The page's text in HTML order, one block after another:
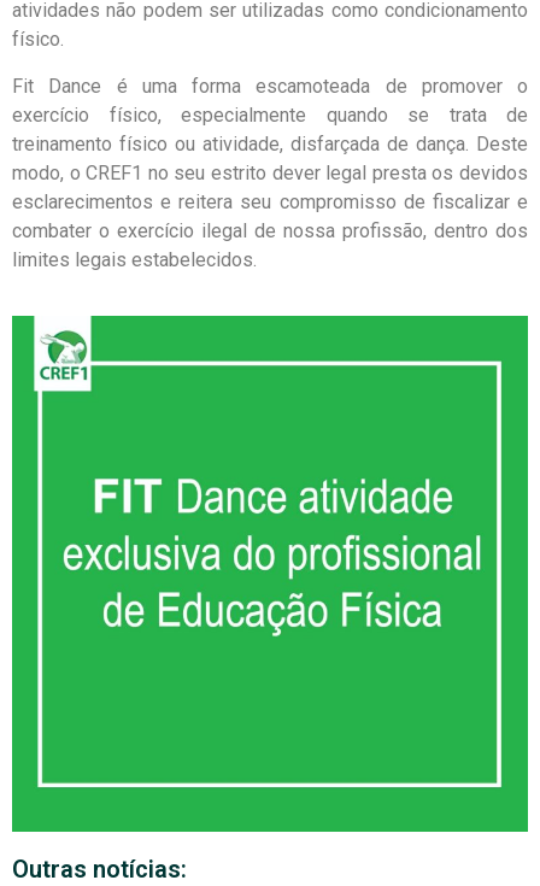
atividades não podem ser utilizadas como condicionamento
físico.
Fit Dance é uma forma escamoteada de promover o
exercício físico, especialmente quando se trata de
treinamento físico ou atividade, disfarçada de dança. Deste
modo, o CREF1 no seu estrito dever legal presta os devidos
esclarecimentos e reitera seu compromisso de fiscalizar e
combater o exercício ilegal de nossa profissão, dentro dos
limites legais estabelecidos.
Outras notícias: